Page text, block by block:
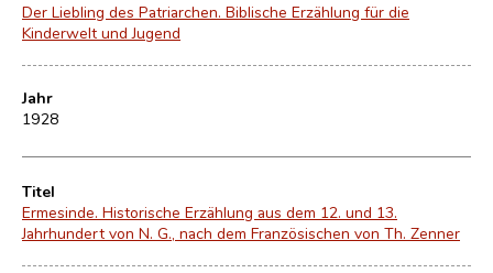
Der Liebling des Patriarchen. Biblische Erzählung für die
Kinderwelt und Jugend
Jahr
1928
Titel
Ermesinde. Historische Erzählung aus dem 12. und 13.
Jahrhundert von N. G., nach dem Französischen von Th. Zenner